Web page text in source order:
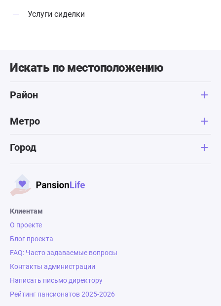
Услуги сиделки
Искать по местоположению
Район
Метро
Город
Клиентам
О проекте
Блог проекта
FAQ: Часто задаваемые вопросы
Контакты администрации
Написать письмо директору
Рейтинг пансионатов 2025-2026